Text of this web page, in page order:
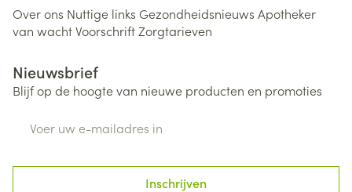
Over ons Nuttige links Gezondheidsnieuws Apotheker
van wachtVoorschriftZorgtarieven
Nieuwsbrief
Blijf op de hoogte van nieuwe producten en promoties
Inschrijven